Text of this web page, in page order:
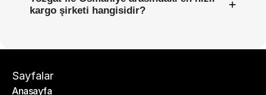
kargo şirketi hangisidir?
+
Sayfalar
Anasayfa